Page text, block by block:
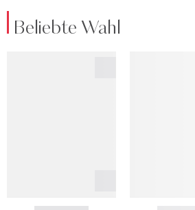
Beliebte Wahl